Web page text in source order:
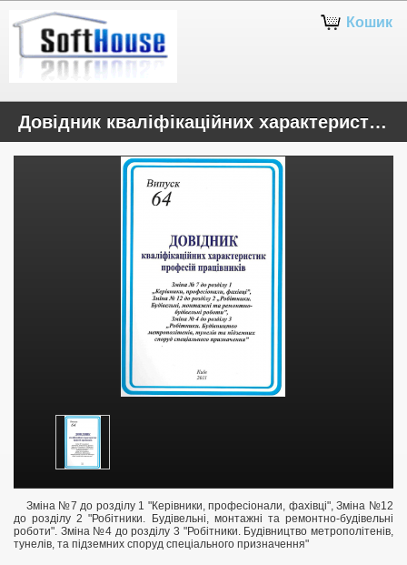
Кошик
Довідник кваліфікаційних характеристик професій працівників
Зміна №7 до розділу 1 "Керівники, професіонали, фахівці", Зміна №12
до розділу 2 "Робітники. Будівельні, монтажні та ремонтно-будівельні
роботи". Зміна №4 до розділу 3 "Робітники. Будівництво метрополітенів,
тунелів, та підземних споруд спеціального призначення"